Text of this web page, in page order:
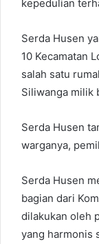
kepedulian
Serda Husen
10 Kecamatan
salah satu
Siliwanga milik
Serda Husen
warganya,
Serda Husen
bagian dari
dilakukan oleh
yang harmonis